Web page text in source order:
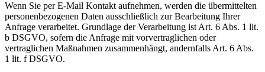
Wenn Sie per E-Mail Kontakt aufnehmen, werden die übermittelten
personenbezogenen Daten ausschließlich zur Bearbeitung Ihrer
Anfrage verarbeitet. Grundlage der Verarbeitung ist Art. 6 Abs. 1 lit.
b DSGVO, sofern die Anfrage mit vorvertraglichen oder
vertraglichen Maßnahmen zusammenhängt, andernfalls Art. 6 Abs.
1 lit. f DSGVO.